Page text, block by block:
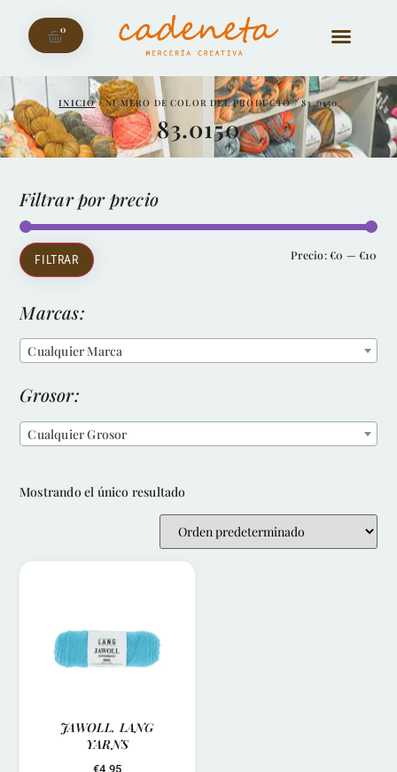
0
INICIO/ NÚMERO DE COLOR DEL PRODUCTO / 83.0150
83.0150
Filtrar por precio
FILTRAR Precio:€0 — €10
Marcas:
Cualquier Marca
Grosor:
Cualquier Grosor
Mostrando el único resultado
JAWOLL. LANG
YARNS
€4,95